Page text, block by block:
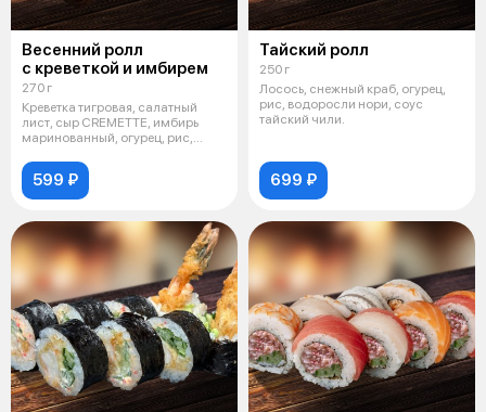
Весенний ролл
с креветкой и имбирем
270 г
Креветка тигровая, салатный
лист, сыр CREMETTE, имбирь
маринованный, огурец, рис,
599 ₽
Тайский ролл
250 г
Лосось, снежный краб, огурец,
рис, водоросли нори, соус
тайский чили.
699 ₽